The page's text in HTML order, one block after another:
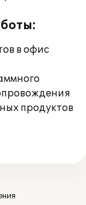
в офис
продуктов